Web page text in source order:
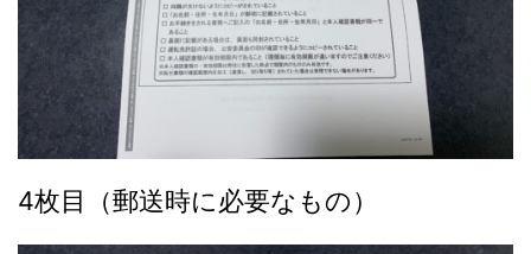
4枚目（郵送時に必要なもの）